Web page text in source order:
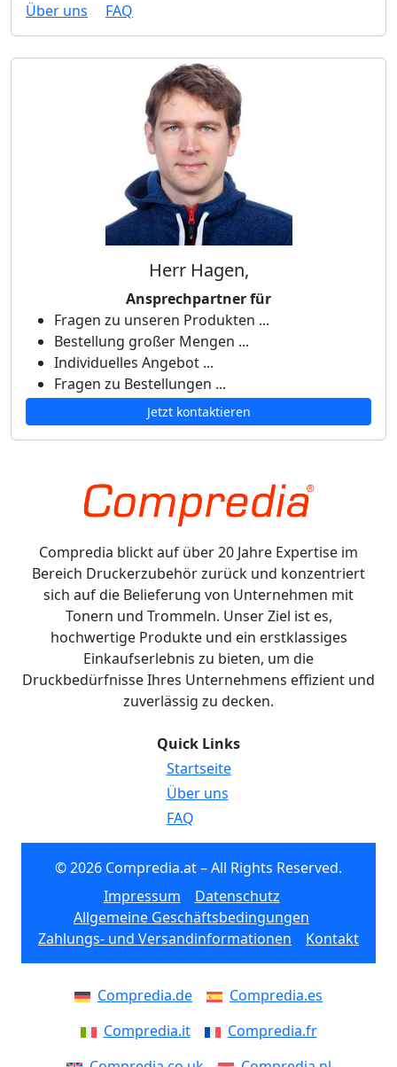
Über uns
FAQ
Herr Hagen,
Ansprechpartner für
Fragen zu unseren Produkten ...
Bestellung großer Mengen ...
Individuelles Angebot ...
Fragen zu Bestellungen ...
Jetzt kontaktieren
Compredia blickt auf über 20 Jahre Expertise im
Bereich Druckerzubehör zurück und konzentriert
sich auf die Belieferung von Unternehmen mit
Tonern und Trommeln. Unser Ziel ist es,
hochwertige Produkte und ein erstklassiges
Einkaufserlebnis zu bieten, um die
Druckbedürfnisse Ihres Unternehmens effizient und
zuverlässig zu decken.
Quick Links
Startseite
Über uns
FAQ
© 2026 Compredia.at – All Rights Reserved.
Impressum
Datenschutz
Allgemeine Geschäftsbedingungen
Zahlungs- und Versandinformationen
Kontakt
Compredia.de
Compredia.es
Compredia.it
Compredia.fr